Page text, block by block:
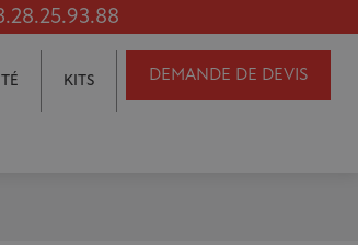
DEMANDE DE DEVIS
KITS